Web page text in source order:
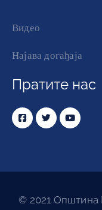
Видео
Најава догађаја
Пратите нас
© 2021 Општина